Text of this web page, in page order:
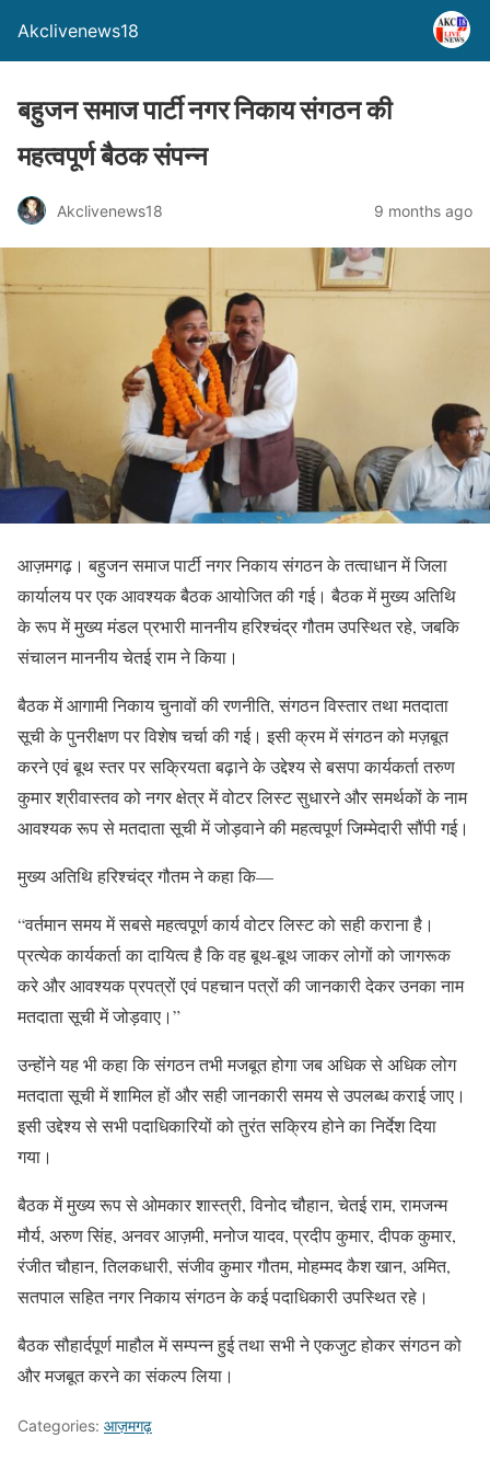
Akclivenews18
बहुजन समाज पार्टी नगर निकाय संगठन की
महत्वपूर्ण बैठक संपन्न
Akclivenews18 9 months ago
आज़मगढ़। बहुजन समाज पार्टी नगर निकाय संगठन के तत्वाधान में जिला
कार्यालय पर एक आवश्यक बैठक आयोजित की गई। बैठक में मुख्य अतिथि
के रूप में मुख्य मंडल प्रभारी माननीय हरिश्चंद्र गौतम उपस्थित रहे, जबकि
संचालन माननीय चेतई राम ने किया।
बैठक में आगामी निकाय चुनावों की रणनीति, संगठन विस्तार तथा मतदाता
सूची के पुनरीक्षण पर विशेष चर्चा की गई। इसी क्रम में संगठन को मज़बूत
करने एवं बूथ स्तर पर सक्रियता बढ़ाने के उद्देश्य से बसपा कार्यकर्ता तरुण
कुमार श्रीवास्तव को नगर क्षेत्र में वोटर लिस्ट सुधारने और समर्थकों के नाम
आवश्यक रूप से मतदाता सूची में जोड़वाने की महत्वपूर्ण जिम्मेदारी सौंपी गई।
मुख्य अतिथि हरिश्चंद्र गौतम ने कहा कि—
“वर्तमान समय में सबसे महत्वपूर्ण कार्य वोटर लिस्ट को सही कराना है।
प्रत्येक कार्यकर्ता का दायित्व है कि वह बूथ-बूथ जाकर लोगों को जागरूक
करे और आवश्यक प्रपत्रों एवं पहचान पत्रों की जानकारी देकर उनका नाम
मतदाता सूची में जोड़वाए।”
उन्होंने यह भी कहा कि संगठन तभी मजबूत होगा जब अधिक से अधिक लोग
मतदाता सूची में शामिल हों और सही जानकारी समय से उपलब्ध कराई जाए।
इसी उद्देश्य से सभी पदाधिकारियों को तुरंत सक्रिय होने का निर्देश दिया
गया।
बैठक में मुख्य रूप से ओमकार शास्त्री, विनोद चौहान, चेतई राम, रामजन्म
मौर्य, अरुण सिंह, अनवर आज़मी, मनोज यादव, प्रदीप कुमार, दीपक कुमार,
रंजीत चौहान, तिलकधारी, संजीव कुमार गौतम, मोहम्मद कैश खान, अमित,
सतपाल सहित नगर निकाय संगठन के कई पदाधिकारी उपस्थित रहे।
बैठक सौहार्दपूर्ण माहौल में सम्पन्न हुई तथा सभी ने एकजुट होकर संगठन को
और मजबूत करने का संकल्प लिया।
Categories: आज़मगढ़